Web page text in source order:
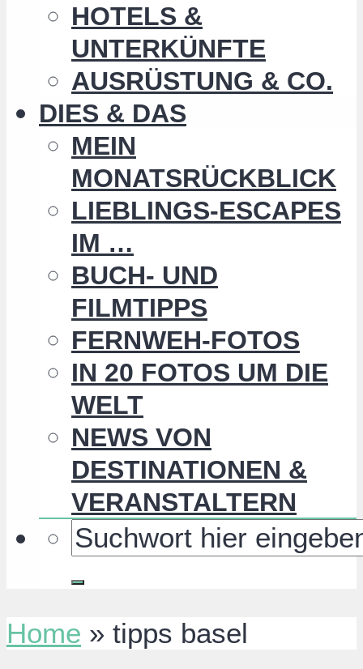
HOTELS &
UNTERKÜNFTE
AUSRÜSTUNG & CO.
DIES & DAS
MEIN
MONATSRÜCKBLICK
LIEBLINGS-ESCAPES
IM …
BUCH- UND
FILMTIPPS
FERNWEH-FOTOS
IN 20 FOTOS UM DIE
WELT
NEWS VON
DESTINATIONEN &
VERANSTALTERN
Home » tipps basel